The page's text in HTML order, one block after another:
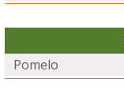
Pomelo